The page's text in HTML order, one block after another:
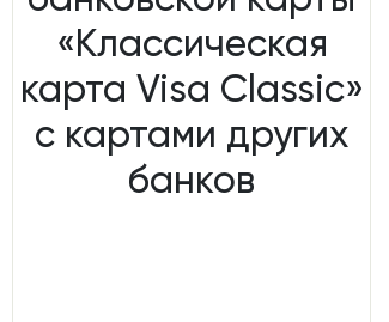
«Классическая
карта Visa Classic»
с картами других
банков